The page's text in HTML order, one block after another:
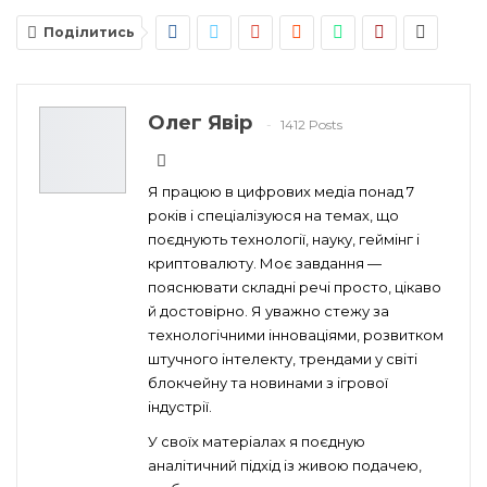
Поділитись
Олег Явір 1412 Posts
Я працюю в цифрових медіа понад 7
років і спеціалізуюся на темах, що
поєднують технології, науку, геймінг і
криптовалюту. Моє завдання —
пояснювати складні речі просто, цікаво
й достовірно. Я уважно стежу за
технологічними інноваціями, розвитком
штучного інтелекту, трендами у світі
блокчейну та новинами з ігрової
індустрії.
У своїх матеріалах я поєдную
аналітичний підхід із живою подачею,